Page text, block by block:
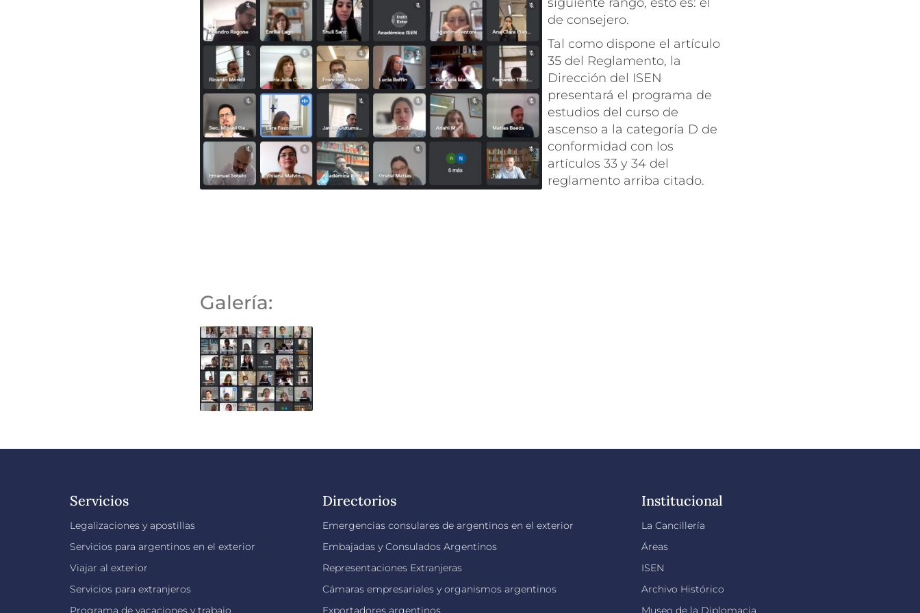
de consejero.
Tal como dispone el artículo
35 del Reglamento, la
Dirección del ISEN
presentará el programa de
estudios del curso de
ascenso a la categoría D de
conformidad con los
artículos 33 y 34 del
reglamento arriba citado.
Galería:
Servicios
Legalizaciones y apostillas
Servicios para argentinos en el exterior
Viajar al exterior
Servicios para extranjeros
Programa de vacaciones y trabajo
Directorios
Emergencias consulares de argentinos en el exterior
Embajadas y Consulados Argentinos
Representaciones Extranjeras
Cámaras empresariales y organismos argentinos
Exportadores argentinos
Institucional
La Cancillería
Áreas
ISEN
Archivo Histórico
Museo de la Diplomacia